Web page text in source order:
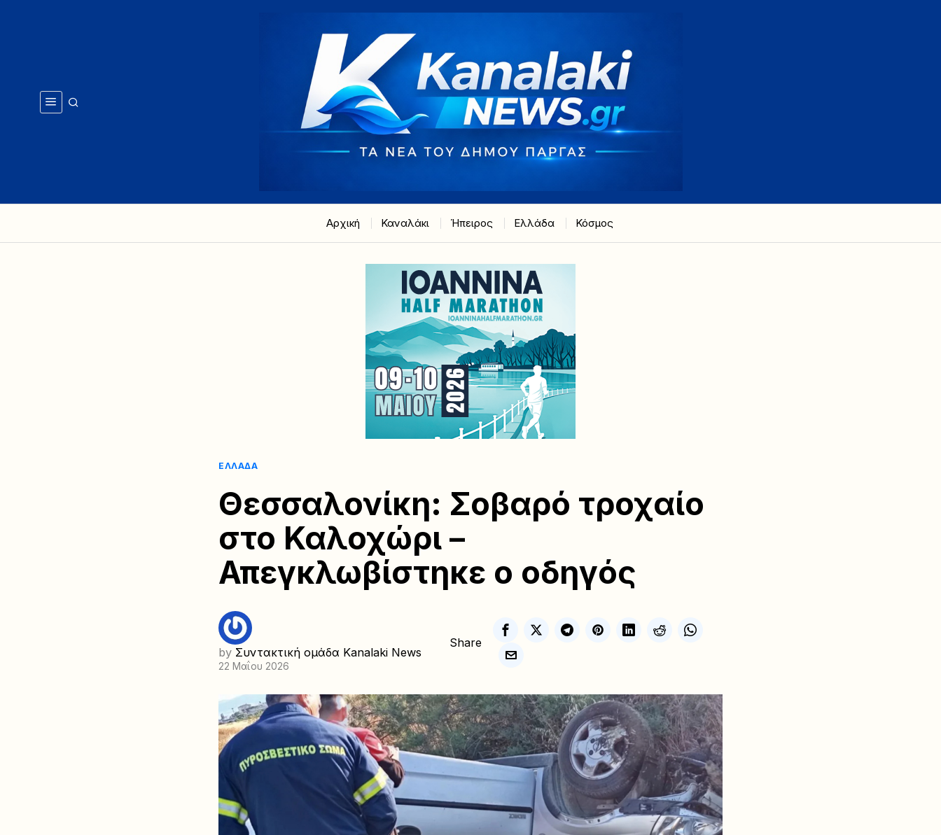
Αρχική Καναλάκι Ήπειρος Ελλάδα Κόσμος
ΕΛΛΆΔΑ
Θεσσαλονίκη: Σοβαρό τροχαίο
στο Καλοχώρι –
Απεγκλωβίστηκε ο οδηγός
by Συντακτική ομάδα Kanalaki News
22 Μαΐου 2026
Share